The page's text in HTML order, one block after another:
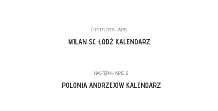
POPRZEDNI WPIS
MILAN SC ŁÓDŹ KALENDARZ
NASTĘPNY WPIS
POLONIA ANDRZEJÓW KALENDARZ